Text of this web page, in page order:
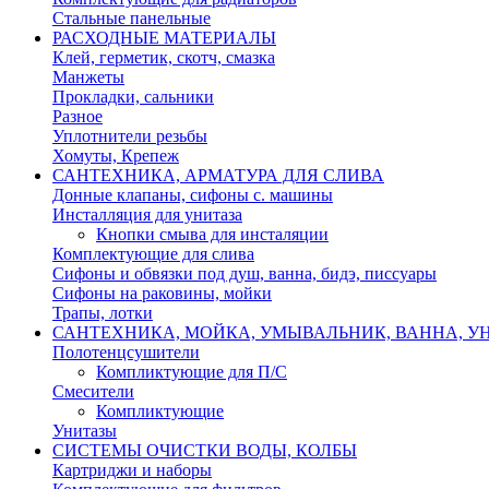
Стальные панельные
РАСХОДНЫЕ МАТЕРИАЛЫ
Клей, герметик, скотч, смазка
Манжеты
Прокладки, сальники
Разное
Уплотнители резьбы
Хомуты, Крепеж
САНТЕХНИКА, АРМАТУРА ДЛЯ СЛИВА
Донные клапаны, сифоны с. машины
Инсталляция для унитаза
Кнопки смыва для инсталяции
Комплектующие для слива
Сифоны и обвязки под душ, ванна, бидэ, писсуары
Сифоны на раковины, мойки
Трапы, лотки
САНТЕХНИКА, МОЙКА, УМЫВАЛЬНИК, ВАННА,
Полотенцсушители
Компликтующие для П/С
Смесители
Компликтующие
Унитазы
СИСТЕМЫ ОЧИСТКИ ВОДЫ, КОЛБЫ
Картриджи и наборы